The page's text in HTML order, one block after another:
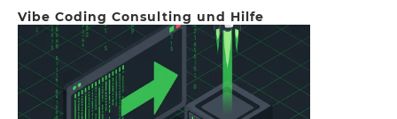
Vibe Coding Consulting und Hilfe